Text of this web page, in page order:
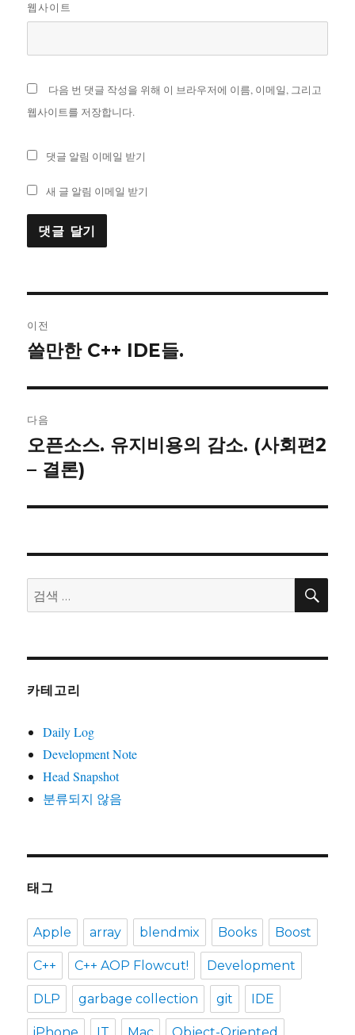
웹사이트
다음 번 댓글 작성을 위해 이 브라우저에 이름, 이메일, 그리고
웹사이트를 저장합니다.
댓글 알림 이메일 받기
새 글 알림 이메일 받기
내
게
이
션
이전
이
글:
쓸만한 C++ IDE들.
다음
다
음
오픈소스. 유지비용의 감소. (사회편2
– 결론)
검
색:
검
카테고리
Daily Log
Development Note
Head Snapshot
분류되지 않음
태그
Apple array blendmix Books Boost
C++ C++ AOP Flowcut! Development
DLP garbage collection git IDE